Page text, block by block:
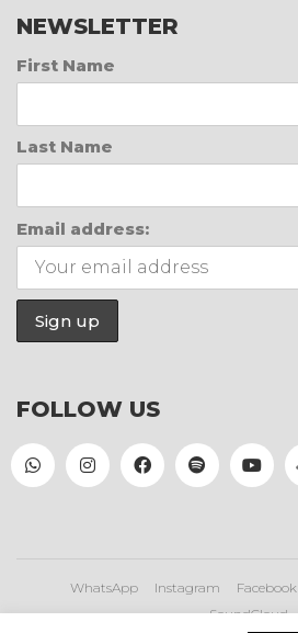
NEWSLETTER
First Name
Last Name
Email address:
FOLLOW US
WhatsApp Instagram Facebook
SoundCloud